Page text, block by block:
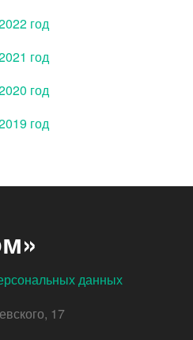
год
год
год
год
данных
17